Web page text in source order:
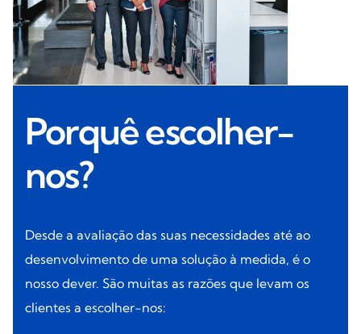
Porquê escolher-
nos?
Desde a avaliação das suas necessidades até ao
desenvolvimento de uma solução à medida, é o
nosso dever. São muitas as razões que levam os
clientes a escolher-nos: